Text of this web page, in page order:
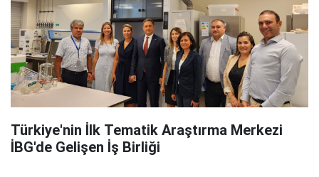
Türkiye'nin İlk Tematik Araştırma Merkezi
İBG'de Gelişen İş Birliği